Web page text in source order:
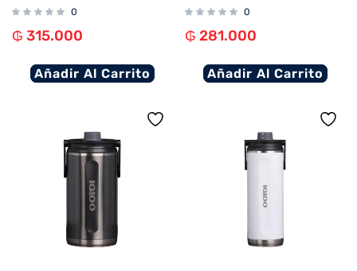
0
₲ 315.000
Añadir Al Carrito
0
₲ 281.000
Añadir Al Carrito